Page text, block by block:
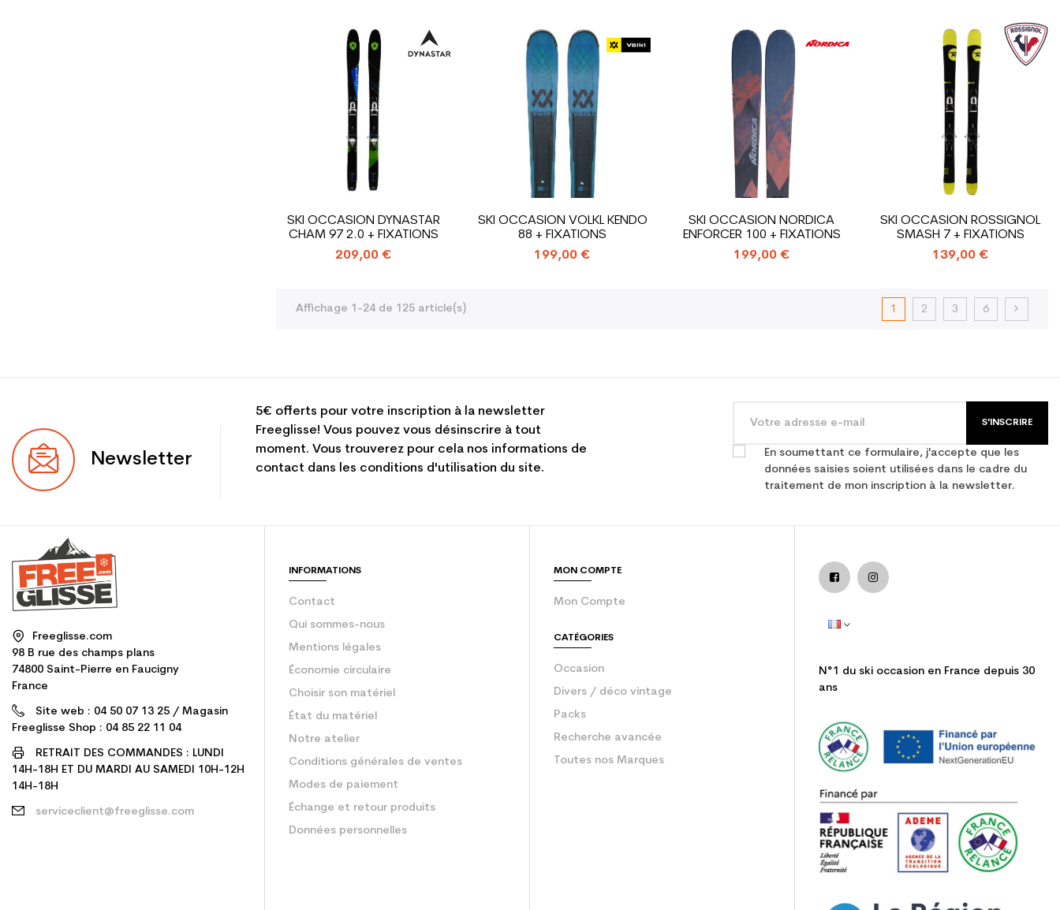
SKI OCCASION DYNASTAR
CHAM 97 2.0 + FIXATIONS
209,00 €
SKI OCCASION VOLKL KENDO
88 + FIXATIONS
199,00 €
SKI OCCASION NORDICA
ENFORCER 100 + FIXATIONS
199,00 €
SKI OCCASION ROSSIGNOL
SMASH 7 + FIXATIONS
139,00 €
Affichage 1-24 de 125 article(s) 1 2 3 6
Newsletter
5€ offerts pour votre inscription à la newsletter
Freeglisse! Vous pouvez vous désinscrire à tout
moment. Vous trouverez pour cela nos informations de
contact dans les conditions d'utilisation du site.
S'INSCRIRE
En soumettant ce formulaire, j'accepte que les
données saisies soient utilisées dans le cadre du
traitement de mon inscription à la newsletter.
Freeglisse.com
98 B rue des champs plans
74800 Saint-Pierre en Faucigny
France
Site web : 04 50 07 13 25 / Magasin
Freeglisse Shop : 04 85 22 11 04
RETRAIT DES COMMANDES : LUNDI
14H-18H ET DU MARDI AU SAMEDI 10H-12H
14H-18H
serviceclient@freeglisse.com
INFORMATIONS
Contact
Qui sommes-nous
Mentions légales
Économie circulaire
Choisir son matériel
État du matériel
Notre atelier
Conditions générales de ventes
Modes de paiement
Échange et retour produits
Données personnelles
MON COMPTE
Mon Compte
CATÉGORIES
Occasion
Divers / déco vintage
Packs
Recherche avancée
Toutes nos Marques
N°1 du ski occasion en France depuis 30
ans